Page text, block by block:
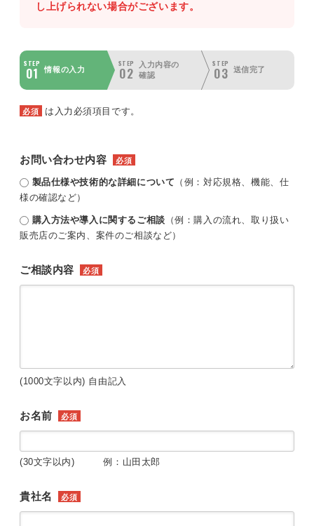
し上げられない場合がございます。
STEP
01 情報の入力
STEP
02
入力内容の
確認
STEP
03 送信完了
必須 は入力必須項目です。
お問い合わせ内容 必須
製品仕様や技術的な詳細について （例：対応規格、機能、仕
様の確認など）
購入方法や導入に関するご相談 （例：購入の流れ、取り扱い
販売店のご案内、案件のご相談など）
ご相談内容 必須
(1000文字以内) 自由記入
お名前 必須
(30文字以内) 例：山田太郎
貴社名 必須